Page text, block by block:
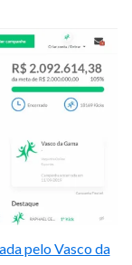
pelo Vasco da